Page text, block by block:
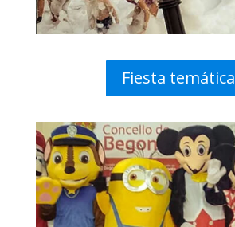
Fiesta temática